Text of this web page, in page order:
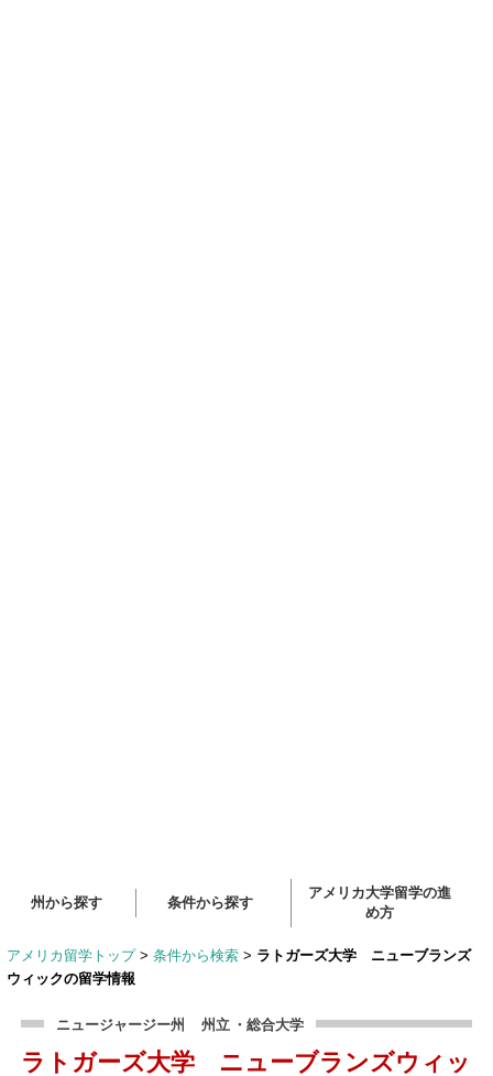
州から探す 条件から探す
アメリカ大学留学の進
め方
アメリカ留学トップ > 条件から検索 > ラトガーズ大学 ニューブランズ
ウィックの留学情報
ニュージャージー州 州立 ・総合大学
ラトガーズ大学 ニューブランズウィッ